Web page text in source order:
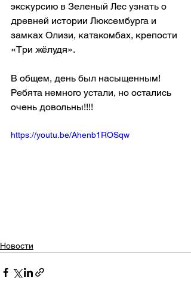
экскурсию в Зеленый Лес узнать о
древней истории Люксембурга и
замках Олизи, катакомбах, крепости
«Три жёлудя».
В общем, день был насыщенным!
Ребята немного устали, но остались
очень довольны!!!!
https://youtu.be/Ahenb1ROSqw
Новости